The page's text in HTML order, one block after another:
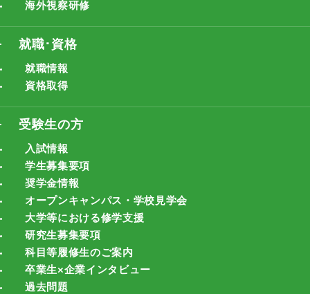
海外視察研修
就職･資格
就職情報
資格取得
受験生の方
入試情報
学生募集要項
奨学金情報
オープンキャンパス・学校見学会
大学等における修学支援
研究生募集要項
科目等履修生のご案内
卒業生×企業インタビュー
過去問題